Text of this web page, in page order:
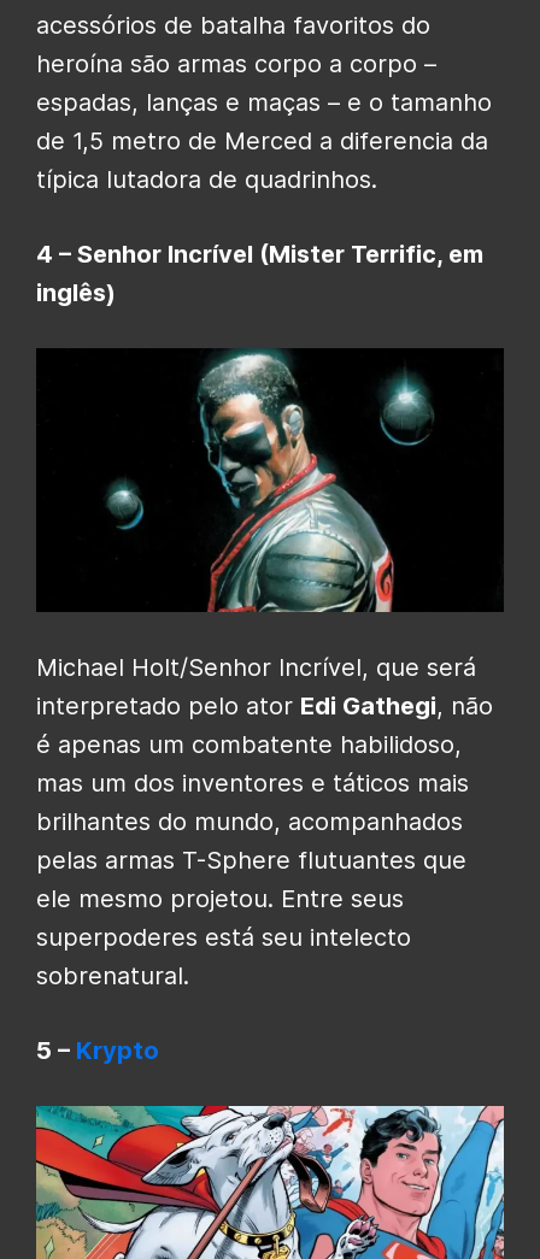
acessórios de batalha favoritos do
heroína são armas corpo a corpo –
espadas, lanças e maças – e o tamanho
de 1,5 metro de Merced a diferencia da
típica lutadora de quadrinhos.
4 – Senhor Incrível (Mister Terrific, em
inglês)
Michael Holt/Senhor Incrível, que será
interpretado pelo ator Edi Gathegi, não
é apenas um combatente habilidoso,
mas um dos inventores e táticos mais
brilhantes do mundo, acompanhados
pelas armas T-Sphere flutuantes que
ele mesmo projetou. Entre seus
superpoderes está seu intelecto
sobrenatural.
5 – Krypto